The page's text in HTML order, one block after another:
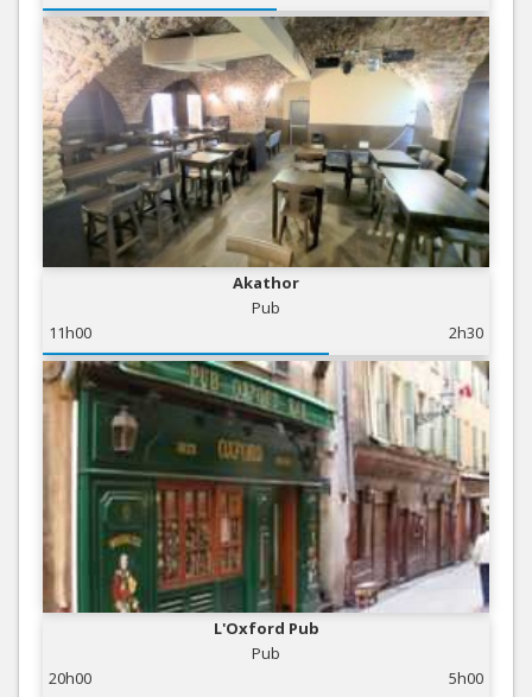
Akathor
Pub
11h00
2h30
L'Oxford Pub
Pub
20h00
5h00